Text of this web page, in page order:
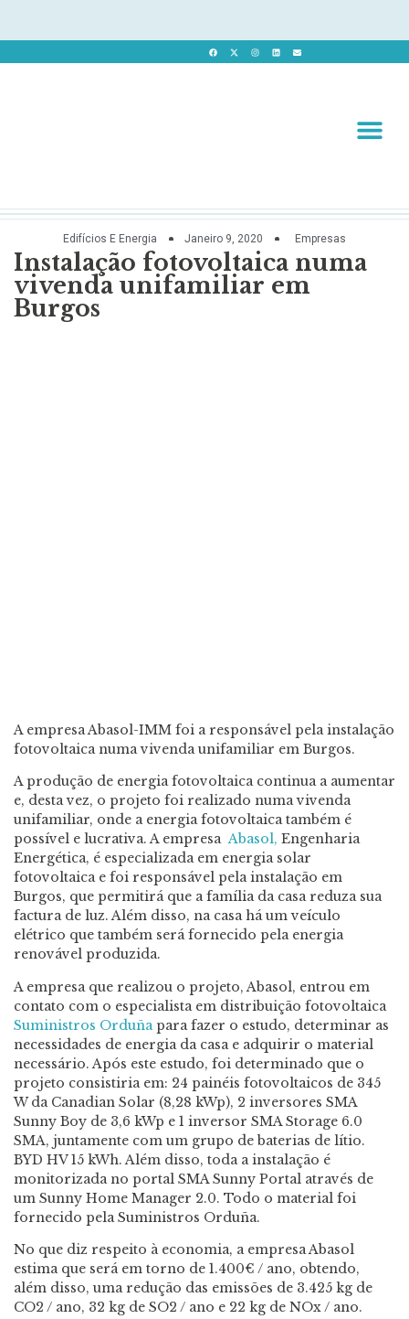
Edifícios E Energia Janeiro 9, 2020 Empresas
Instalação fotovoltaica numa
vivenda unifamiliar em
Burgos
A empresa Abasol-IMM foi a responsável pela instalação
fotovoltaica numa vivenda unifamiliar em Burgos.
A produção de energia fotovoltaica continua a aumentar
e, desta vez, o projeto foi realizado numa vivenda
unifamiliar, onde a energia fotovoltaica também é
possível e lucrativa. A empresaAbasol, Engenharia
Energética, é especializada em energia solar
fotovoltaica e foi responsável pela instalação em
Burgos, que permitirá que a família da casa reduza sua
factura de luz. Além disso, na casa há um veículo
elétrico que também será fornecido pela energia
renovável produzida.
A empresa que realizou o projeto, Abasol, entrou em
contato com o especialista em distribuição fotovoltaica
Suministros Orduñapara fazer o estudo, determinar as
necessidades de energia da casa e adquirir o material
necessário. Após este estudo, foi determinado que o
projeto consistiria em: 24 painéis fotovoltaicos de 345
W da Canadian Solar (8,28 kWp), 2 inversores SMA
Sunny Boy de 3,6 kWp e 1 inversor SMA Storage 6.0
SMA, juntamente com um grupo de baterias de lítio.
BYD HV 15 kWh. Além disso, toda a instalação é
monitorizada no portal SMA Sunny Portal através de
um Sunny Home Manager 2.0. Todo o material foi
fornecido pela Suministros Orduña.
No que diz respeito à economia, a empresa Abasol
estima que será em torno de 1.400€ / ano, obtendo,
além disso, uma redução das emissões de 3.425 kg de
CO2 / ano, 32 kg de SO2 / ano e 22 kg de NOx / ano.